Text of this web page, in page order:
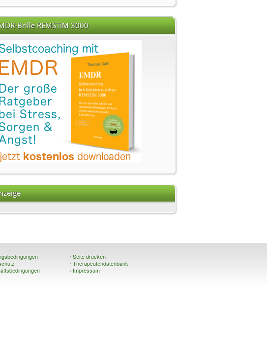
Brille REMSTIM 3000
› Seite drucken
› Therapeutendatenbank
› Impressum